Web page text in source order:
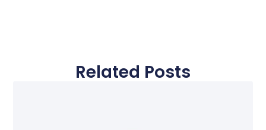
Related Posts